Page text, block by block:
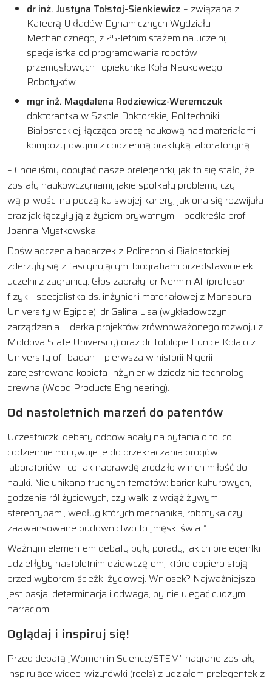
dr inż. Justyna Tołstoj-Sienkiewicz – związana z
Katedrą Układów Dynamicznych Wydziału
Mechanicznego, z 25-letnim stażem na uczelni,
specjalistka od programowania robotów
przemysłowych i opiekunka Koła Naukowego
Robotyków.
mgr inż. Magdalena Rodziewicz-Weremczuk –
doktorantka w Szkole Doktorskiej Politechniki
Białostockiej, łącząca pracę naukową nad materiałami
kompozytowymi z codzienną praktyką laboratoryjną.
– Chcieliśmy dopytać nasze prelegentki, jak to się stało, że
zostały naukowczyniami, jakie spotkały problemy czy
wątpliwości na początku swojej kariery, jak ona się rozwijała
oraz jak łączyły ją z życiem prywatnym – podkreśla prof.
Joanna Mystkowska.
Doświadczenia badaczek z Politechniki Białostockiej
zderzyły się z fascynującymi biografiami przedstawicielek
uczelni z zagranicy. Głos zabrały: dr Nermin Ali (profesor
fizyki i specjalistka ds. inżynierii materiałowej z Mansoura
University w Egipcie), dr Galina Lisa (wykładowczyni
zarządzania i liderka projektów zrównoważonego rozwoju z
Moldova State University) oraz dr Tolulope Eunice Kolajo z
University of Ibadan – pierwsza w historii Nigerii
zarejestrowana kobieta-inżynier w dziedzinie technologii
drewna (Wood Products Engineering).
Od nastoletnich marzeń do patentów
Uczestniczki debaty odpowiadały na pytania o to, co
codziennie motywuje je do przekraczania progów
laboratoriów i co tak naprawdę zrodziło w nich miłość do
nauki. Nie unikano trudnych tematów: barier kulturowych,
godzenia ról życiowych, czy walki z wciąż żywymi
stereotypami, według których mechanika, robotyka czy
zaawansowane budownictwo to „męski świat”.
Ważnym elementem debaty były porady, jakich prelegentki
udzieliłyby nastoletnim dziewczętom, które dopiero stoją
przed wyborem ścieżki życiowej. Wniosek? Najważniejsza
jest pasja, determinacja i odwaga, by nie ulegać cudzym
narracjom.
Oglądaj i inspiruj się!
Przed debatą „Women in Science/STEM” nagrane zostały
inspirujące wideo-wizytówki (reels) z udziałem prelegentek z